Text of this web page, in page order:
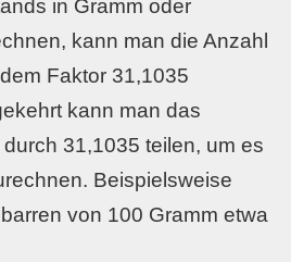
in Gramm oder
kann man die Anzahl
Faktor 31,1035
kann man das
31,1035 teilen, um es
Beispielsweise
von 100 Gramm etwa